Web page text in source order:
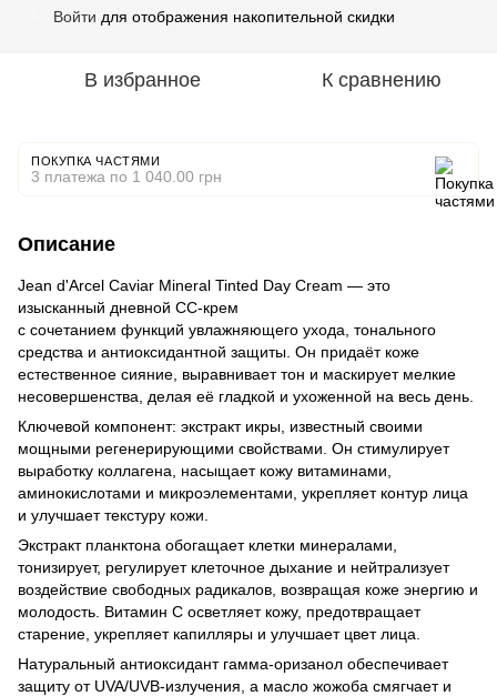
Войти для отображения накопительной скидки
В избранное К сравнению
ПОКУПКА ЧАСТЯМИ
3 платежа по 1 040.00 грн
Описание
Jean d'Arcel Caviar Mineral Tinted Day Cream — это
изысканный дневной СС-крем
с сочетанием функций увлажняющего ухода, тонального
средства и антиоксидантной защиты. Он придаёт коже
естественное сияние, выравнивает тон и маскирует мелкие
несовершенства, делая её гладкой и ухоженной на весь день.
Ключевой компонент: экстракт икры, известный своими
мощными регенерирующими свойствами. Он стимулирует
выработку коллагена, насыщает кожу витаминами,
аминокислотами и микроэлементами, укрепляет контур лица
и улучшает текстуру кожи.
Экстракт планктона обогащает клетки минералами,
тонизирует, регулирует клеточное дыхание и нейтрализует
воздействие свободных радикалов, возвращая коже энергию и
молодость. Витамин С осветляет кожу, предотвращает
старение, укрепляет капилляры и улучшает цвет лица.
Натуральный антиоксидант гамма-оризанол обеспечивает
защиту от UVA/UVB-излучения, а масло жожоба смягчает и